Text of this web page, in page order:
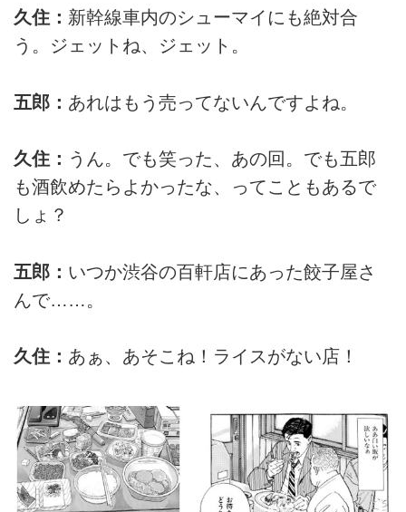
久住： 新幹線車内のシューマイにも絶対合
う。ジェットね、ジェット。
五郎： あれはもう売ってないんですよね。
久住： うん。でも笑った、あの回。でも五郎
も酒飲めたらよかったな、ってこともあるで
しょ？
五郎： いつか渋谷の百軒店にあった餃子屋さ
んで……。
久住： あぁ、あそこね！ライスがない店！